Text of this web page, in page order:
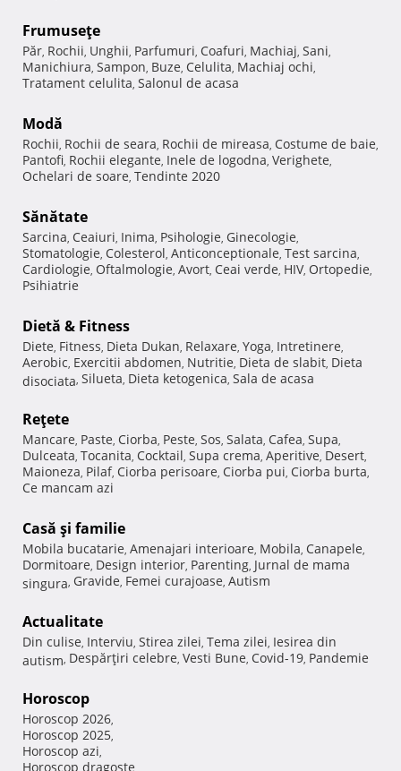
Frumuseţe
Păr, Rochii, Unghii, Parfumuri, Coafuri, Machiaj, Sani,
Manichiura, Sampon, Buze, Celulita, Machiaj ochi,
Tratament celulita, Salonul de acasa
Modă
Rochii, Rochii de seara, Rochii de mireasa, Costume de baie,
Pantofi, Rochii elegante, Inele de logodna, Verighete,
Ochelari de soare, Tendinte 2020
Sănătate
Sarcina, Ceaiuri, Inima, Psihologie, Ginecologie,
Stomatologie, Colesterol, Anticonceptionale, Test sarcina,
Cardiologie, Oftalmologie, Avort, Ceai verde, HIV, Ortopedie,
Psihiatrie
Dietă & Fitness
Diete, Fitness, Dieta Dukan, Relaxare, Yoga, Intretinere,
Aerobic, Exercitii abdomen, Nutritie, Dieta de slabit, Dieta
disociata, Silueta, Dieta ketogenica, Sala de acasa
Reţete
Mancare, Paste, Ciorba, Peste, Sos, Salata, Cafea, Supa,
Dulceata, Tocanita, Cocktail, Supa crema, Aperitive, Desert,
Maioneza, Pilaf, Ciorba perisoare, Ciorba pui, Ciorba burta,
Ce mancam azi
Casă şi familie
Mobila bucatarie, Amenajari interioare, Mobila, Canapele,
Dormitoare, Design interior, Parenting, Jurnal de mama
singura, Gravide, Femei curajoase, Autism
Actualitate
Din culise, Interviu, Stirea zilei, Tema zilei, Iesirea din
autism, Despărţiri celebre, Vesti Bune, Covid-19, Pandemie
Horoscop
Horoscop 2026,
Horoscop 2025,
Horoscop azi,
Horoscop dragoste